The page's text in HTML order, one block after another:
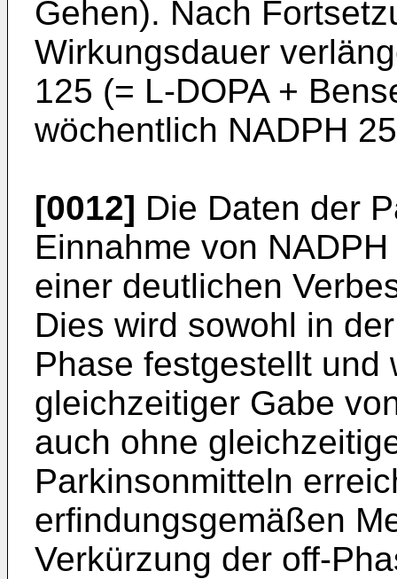
Gehen). Nach
Wirkungsdauer
125 (= L-DOPA +
wöchentlich NADPH
[0012] Die Daten der
Einnahme von
einer deutlichen
Dies wird sowohl in
Phase festgestellt und
gleichzeitiger Gabe
auch ohne
Parkinsonmitteln
erfindungsgemäßen
Verkürzung der off-